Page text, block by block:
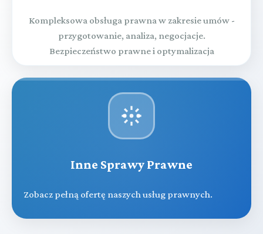
Kompleksowa obsługa prawna w zakresie umów -
przygotowanie, analiza, negocjacje.
Bezpieczeństwo prawne i optymalizacja
Inne Sprawy Prawne
Zobacz pełną ofertę naszych usług prawnych.